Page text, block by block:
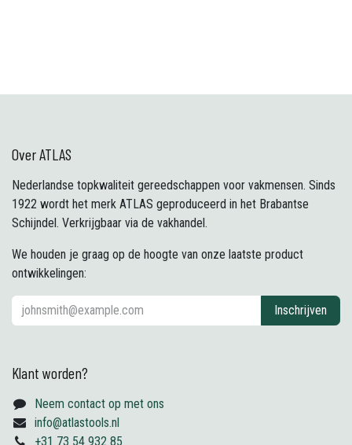
Over ATLAS
Nederlandse topkwaliteit gereedschappen voor vakmensen. Sinds
1922 wordt het merk ATLAS geproduceerd in het Brabantse
Schijndel. Verkrijgbaar via de vakhandel.
We houden je graag op de hoogte van onze laatste product
ontwikkelingen:
Inschrijven
Klant worden?
Neem contact op met ons
info@atlastools.nl
+31 73 54 932 85